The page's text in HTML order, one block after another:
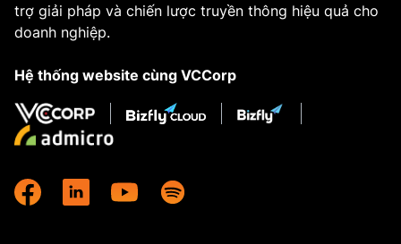
trợ giải pháp và chiến lược truyền thông hiệu quả cho
doanh nghiệp.
Hệ thống website cùng VCCorp